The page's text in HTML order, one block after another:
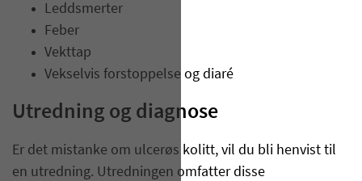
Leddsmerter
Feber
Vekttap
Vekselvis forstoppelse og diaré
Utredning og diagnose
Er det mistanke om ulcerøs kolitt, vil du bli henvist til
en utredning. Utredningen omfatter disse